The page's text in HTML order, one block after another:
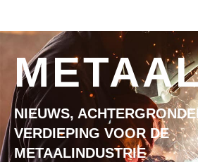
NIEUWS,
VERDIEPING VOOR DE
METAALINDUSTRIE